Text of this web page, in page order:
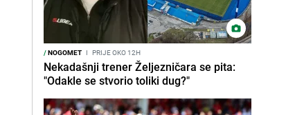
/NOGOMET I PRIJE OKO 12H
Nekadašnji trener Željezničara se pita:
"Odakle se stvorio toliki dug?"